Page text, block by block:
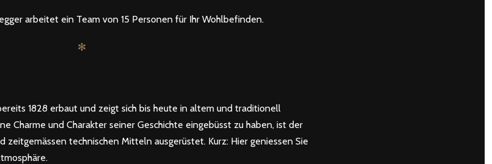
arbeitet ein Team von 15 Personen für Ihr Wohlbefinden.
✻
1828 erbaut und zeigt sich bis heute in altem und traditionell
Charme und Charakter seiner Geschichte eingebüsst zu haben, ist der
zeitgemässen technischen Mitteln ausgerüstet. Kurz: Hier geniessen Sie